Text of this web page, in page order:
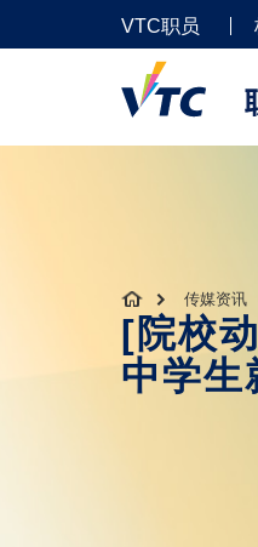
VTC职员
传媒资讯
[院校
中学生